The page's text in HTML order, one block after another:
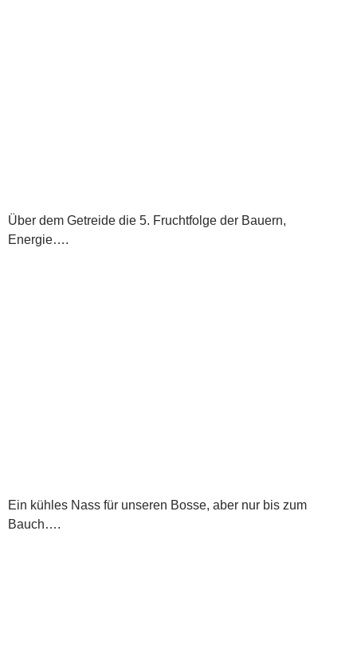
Über dem Getreide die 5. Fruchtfolge der Bauern,
Energie….
Ein kühles Nass für unseren Bosse, aber nur bis zum
Bauch….